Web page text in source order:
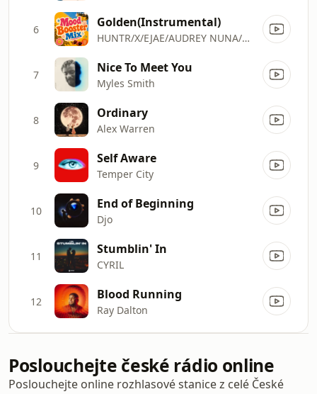
6 Golden(Instrumental)
HUNTR/X/EJAE/AUDREY NUNA/REI AMI/KPop Demon Hunters Cast
7 Nice To Meet You
Myles Smith
8 Ordinary
Alex Warren
9 Self Aware
Temper City
10 End of Beginning
Djo
11 Stumblin' In
CYRIL
12 Blood Running
Ray Dalton
Poslouchejte české rádio online
Poslouchejte online rozhlasové stanice z celé České